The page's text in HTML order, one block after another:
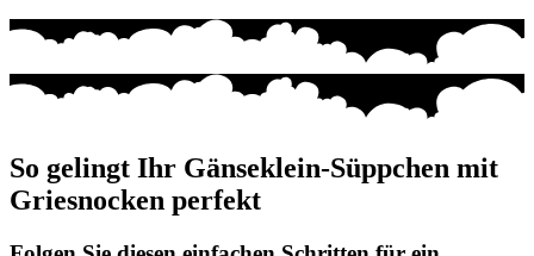
So gelingt Ihr Gänseklein-Süppchen mit
Griesnocken perfekt